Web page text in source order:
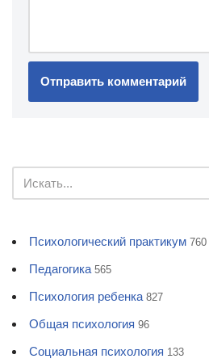
Психологический практикум 760
Педагогика 565
Психология ребенка 827
Общая психология 96
Социальная психология 133